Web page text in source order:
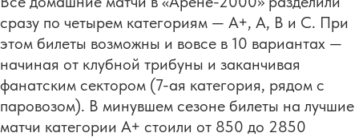
сразу по четырем категориям — А+, А, В и С. При
этом билеты возможны и вовсе в 10 вариантах —
начиная от клубной трибуны и заканчивая
фанатским сектором (7-ая категория, рядом с
паровозом). В минувшем сезоне билеты на лучшие
матчи категории А+ стоили от 850 до 2850